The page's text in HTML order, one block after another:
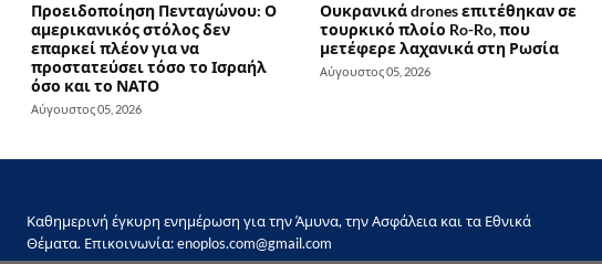
Προειδοποίηση Πενταγώνου: Ο
αμερικανικός στόλος δεν
επαρκεί πλέον για να
προστατεύσει τόσο το Ισραήλ
όσο και το ΝΑΤΟ
Αύγουστος 05, 2026
Ουκρανικά drones επιτέθηκαν σε
τουρκικό πλοίο Ro-Ro, που
μετέφερε λαχανικά στη Ρωσία
Αύγουστος 05, 2026
Καθημερινή έγκυρη ενημέρωση για την Άμυνα, την Ασφάλεια και τα Εθνικά
Θέματα. Επικοινωνία: enoplos.com@gmail.com